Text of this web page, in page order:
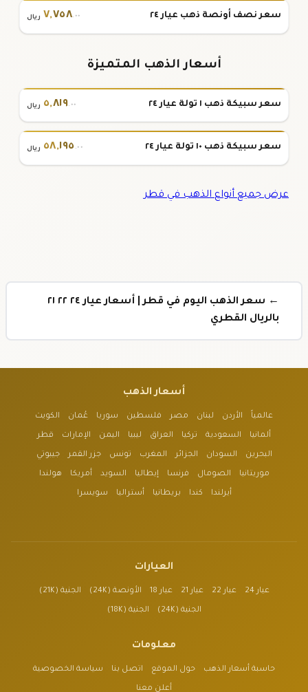
سعر نصف أونصة ذهب عيار ٢٤ ٧,٧٥٨.٠٠ ريال
أسعار الذهب المتميزة
سعر سبيكة ذهب ١ تولة عيار ٢٤ ٥,٨١٩.٠٠ ريال
سعر سبيكة ذهب ١٠ تولة عيار ٢٤ ٥٨,١٩٥ .٠٠ ريال
عرض جميع أنواع الذهب في قطر
← سعر الذهب اليوم في قطر | أسعار عيار ٢٤ ٢٢ ٢١
بالريال القطري
أسعار الذهب
عالمياً الأردن لبنان مصر فلسطين سوريا عُمان الكويت
ألمانيا السعودية تركيا العراق ليبيا اليمن الإمارات قطر
البحرين السودان الجزائر المغرب تونس جزر القمر جيبوتي
موريتانيا الصومال فرنسا إيطاليا السويد أمريكا هولندا
أيرلندا كندا بريطانيا أستراليا سويسرا
العيارات
عيار 24 عيار 22 عيار 21 عيار 18 الأونصة (24K) الجنية (21K)
الجنية (24K) الجنية (18K)
معلومات
حاسبة أسعار الذهب حول الموقع اتصل بنا سياسة الخصوصية
أعلن معنا